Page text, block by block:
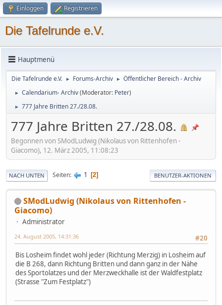
Einloggen Registrieren
Die Tafelrunde e.V.
Hauptmenü
Die Tafelrunde e.V. ► Forums-Archiv ► Öffentlicher Bereich - Archiv
► Calendarium- Archiv(Moderator: Peter)
► 777 Jahre Britten 27./28.08.
777 Jahre Britten 27./28.08.
Begonnen von SModLudwig (Nikolaus von Rittenhofen -
Giacomo), 12. März 2005, 11:08:23
NACH UNTEN Seiten 1 2 BENUTZER-AKTIONEN
SModLudwig (Nikolaus von Rittenhofen -
Giacomo)
Administrator
#20
24. August 2005, 14:31:36
Bis Losheim findet wohl jeder (Richtung Merzig) in Losheim auf
die B 268, dann Richtung Britten und dann ganz in der Nähe
des Sportolatzes und der Merzweckhalle ist der Waldfestplatz
(Strasse "Zum Festplatz")